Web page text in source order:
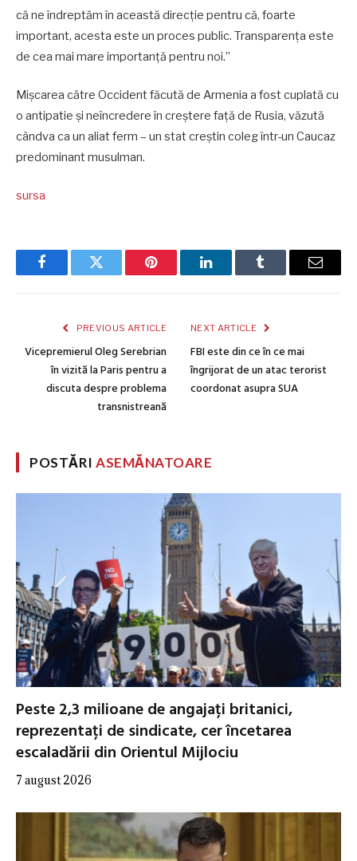
că ne îndreptăm în această direcție pentru că, foarte
important, acesta este un proces public. Transparența este
de cea mai mare importanță pentru noi.”
Mișcarea către Occident făcută de Armenia a fost cuplată cu
o antipatie și neîncredere în creștere față de Rusia, văzută
cândva ca un aliat ferm – un stat creștin coleg într-un Caucaz
predominant musulman.
sursa
FacebookTwitter Pinterest LinkedInTumblr Email
PREVIOUS ARTICLE
Vicepremierul Oleg Serebrian
în vizită la Paris pentru a
discuta despre problema
transnistreană
NEXT ARTICLE
FBI este din ce în ce mai
îngrijorat de un atac terorist
coordonat asupra SUA
POSTĂRIASEMĂNATOARE
Peste 2,3 milioane de angajați britanici,
reprezentați de sindicate, cer încetarea
escaladării din Orientul Mijlociu
7 august 2026